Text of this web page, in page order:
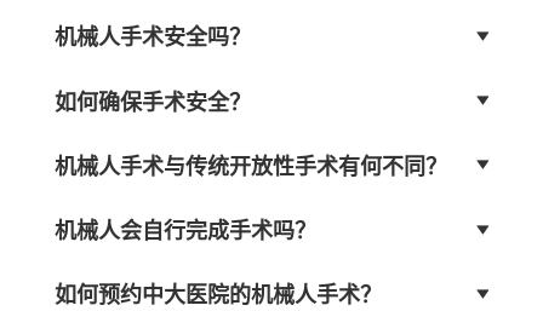
机械人手术安全吗？
如何确保手术安全？
机械人手术与传统开放性手术有何不同？
机械人会自行完成手术吗？
如何预约中大医院的机械人手术？